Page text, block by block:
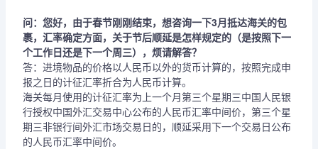
问：您好，由于春节刚刚结束，想咨询一下3月抵达海关的包
裹，汇率确定方面，关于节后顺延是怎样规定的（是按照下一
个工作日还是下一个周三），烦请解答？
答：进境物品的价格以人民币以外的货币计算的，按照完成申
报之日的计征汇率折合为人民币计算。
海关每月使用的计征汇率为上一个月第三个星期三中国人民银
行授权中国外汇交易中心公布的人民币汇率中间价，第三个星
期三非银行间外汇市场交易日的，顺延采用下一个交易日公布
的人民币汇率中间价。